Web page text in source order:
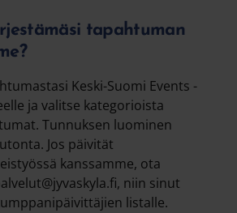
tapahtuman
Keski-Suomi Events -
ja valitse kategorioista
Tunnuksen luominen
Jos päivität
kanssamme, ota
niin sinut
listalle.